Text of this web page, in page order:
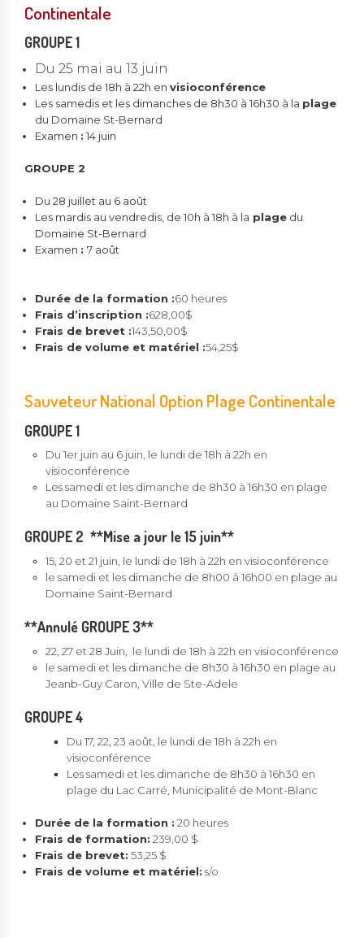
Continentale
GROUPE 1
Du 25 mai au 13 juin
Les lundis de 18h à 22h en visioconférence
Les samedis et les dimanches de 8h30 à 16h30 à la plage
du Domaine St-Bernard
Examen : 14 juin
GROUPE 2
Du 28 juillet au 6 août
Les mardis au vendredis, de 10h à 18h à la plage du
Domaine St-Bernard
Examen : 7 août
Durée de la formation :60 heures
Frais d’inscription :628,00$
Frais de brevet :143,50,00$
Frais de volume et matériel :54,25$
Sauveteur National Option Plage Continentale
GROUPE 1
Du 1er juin au 6 juin, le lundi de 18h à 22h en
visioconférence
Les samedi et les dimanche de 8h30 à 16h30 en plage
au Domaine Saint-Bernard
GROUPE 2 **Mise a jour le 15 juin**
15, 20 et 21 juin, le lundi de 18h à 22h en visioconférence
le samedi et les dimanche de 8h00 à 16h00 en plage au
Domaine Saint-Bernard
**Annulé GROUPE 3**
22, 27 et 28 Juin, le lundi de 18h à 22h en visioconférence
le samedi et les dimanche de 8h30 à 16h30 en plage au
Jeanb-Guy Caron, Ville de Ste-Adele
GROUPE 4
Du 17, 22, 23 août, le lundi de 18h à 22h en
visioconférence
Les samedi et les dimanche de 8h30 à 16h30 en
plage du Lac Carré, Municipalité de Mont-Blanc
Durée de la formation : 20 heures
Frais de formation: 239,00 $
Frais de brevet: 53,25 $
Frais de volume et matériel: s/o